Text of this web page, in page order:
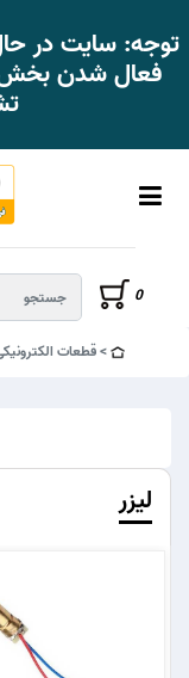
توجه: سایت در
فعال شدن بخش
0
قطعات
لیزر